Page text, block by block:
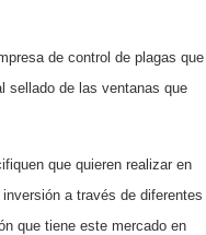
de control de plagas que
sellado de las ventanas que
que quieren realizar en
a través de diferentes
que tiene este mercado en